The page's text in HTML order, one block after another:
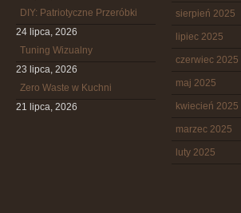
DIY: Patriotyczne Przeróbki
24 lipca, 2026
Tuning Wizualny
23 lipca, 2026
Zero Waste w Kuchni
21 lipca, 2026
sierpień 2025
lipiec 2025
czerwiec 2025
maj 2025
kwiecień 2025
marzec 2025
luty 2025